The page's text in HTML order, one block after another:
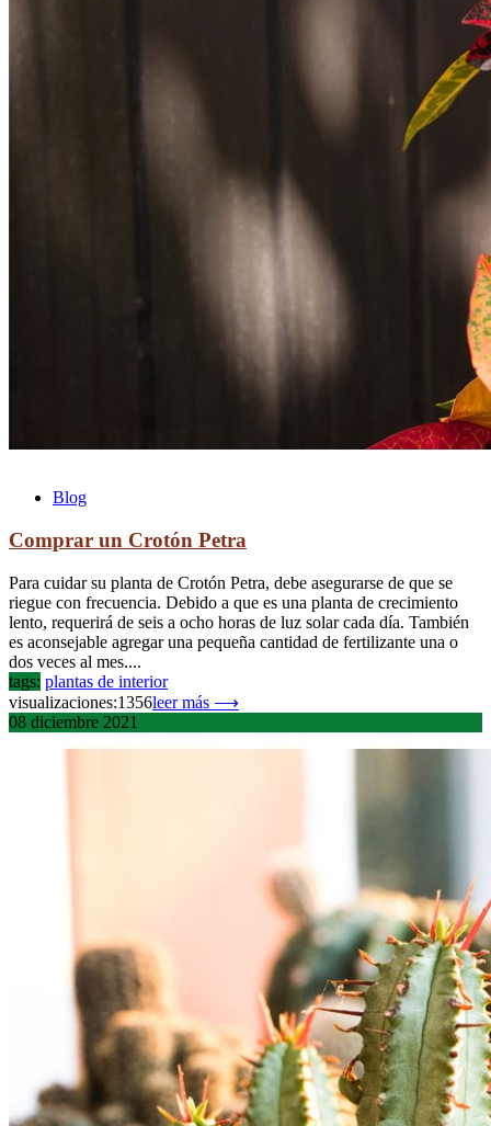
Blog
Comprar un Crotón Petra
Para cuidar su planta de Crotón Petra, debe asegurarse de que se
riegue con frecuencia. Debido a que es una planta de crecimiento
lento, requerirá de seis a ocho horas de luz solar cada día. También
es aconsejable agregar una pequeña cantidad de fertilizante una o
dos veces al mes....
tags: plantas de interior
visualizaciones:1356leer más ⟶
08 diciembre 2021